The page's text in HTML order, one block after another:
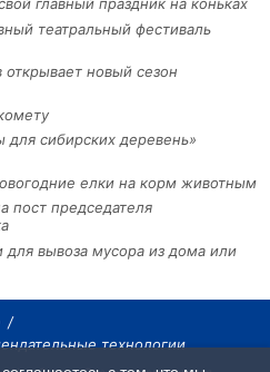
театральный фестиваль
новый сезон
для сибирских деревень»
елки на корм животным
пост председателя
для вывоза мусора из дома или
технологии